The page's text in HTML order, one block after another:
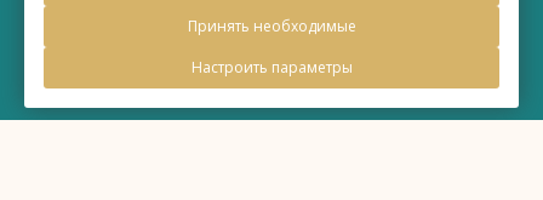
Принять необходимые
Настроить параметры
Правовая информация
Политика обработки персональных данных